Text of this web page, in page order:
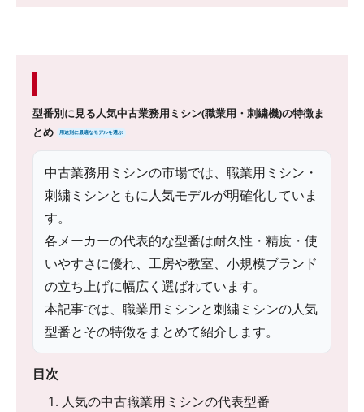
型番別に見る人気中古業務用ミシン(職業用・刺繍機)の特徴ま
とめ
用途別に最適なモデルを選ぶ
中古業務用ミシンの市場では、職業用ミシン・
刺繍ミシンともに人気モデルが明確化していま
す。
各メーカーの代表的な型番は耐久性・精度・使
いやすさに優れ、工房や教室、小規模ブランド
の立ち上げに幅広く選ばれています。
本記事では、職業用ミシンと刺繍ミシンの人気
型番とその特徴をまとめて紹介します。
目次
1. 人気の中古職業用ミシンの代表型番